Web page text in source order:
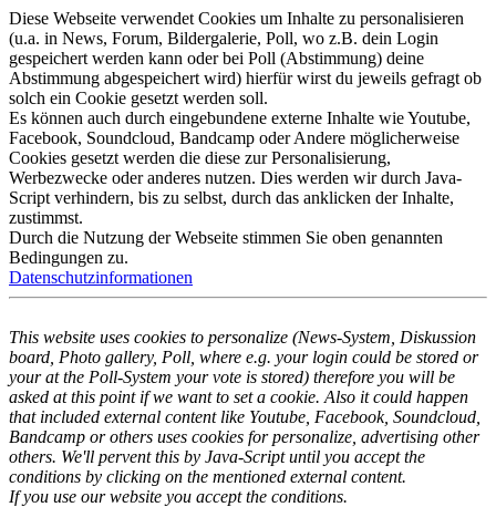
Diese Webseite verwendet Cookies um Inhalte zu personalisieren
(u.a. in News, Forum, Bildergalerie, Poll, wo z.B. dein Login
gespeichert werden kann oder bei Poll (Abstimmung) deine
Abstimmung abgespeichert wird) hierfür wirst du jeweils gefragt ob
solch ein Cookie gesetzt werden soll.
Es können auch durch eingebundene externe Inhalte wie Youtube,
Facebook, Soundcloud, Bandcamp oder Andere möglicherweise
Cookies gesetzt werden die diese zur Personalisierung,
Werbezwecke oder anderes nutzen. Dies werden wir durch Java-
Script verhindern, bis zu selbst, durch das anklicken der Inhalte,
zustimmst.
Durch die Nutzung der Webseite stimmen Sie oben genannten
Bedingungen zu.
Datenschutzinformationen
This website uses cookies to personalize (News-System, Diskussion
board, Photo gallery, Poll, where e.g. your login could be stored or
your at the Poll-System your vote is stored) therefore you will be
asked at this point if we want to set a cookie. Also it could happen
that included external content like Youtube, Facebook, Soundcloud,
Bandcamp or others uses cookies for personalize, advertising other
others. We'll pervent this by Java-Script until you accept the
conditions by clicking on the mentioned external content.
If you use our website you accept the conditions.